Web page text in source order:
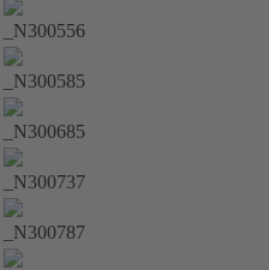
_N300556
_N300585
_N300685
_N300737
_N300787